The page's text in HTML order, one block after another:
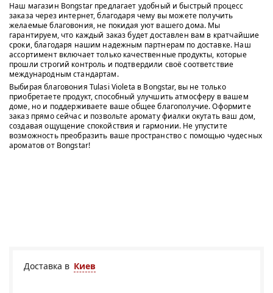
Наш магазин Bongstar предлагает удобный и быстрый процесс
заказа через интернет, благодаря чему вы можете получить
желаемые благовония, не покидая уют вашего дома. Мы
гарантируем, что каждый заказ будет доставлен вам в кратчайшие
сроки, благодаря нашим надежным партнерам по доставке. Наш
ассортимент включает только качественные продукты, которые
прошли строгий контроль и подтвердили своё соответствие
международным стандартам.
Выбирая благовония Tulasi Violeta в Bongstar, вы не только
приобретаете продукт, способный улучшить атмосферу в вашем
доме, но и поддерживаете ваше общее благополучие. Оформите
заказ прямо сейчас и позвольте аромату фиалки окутать ваш дом,
создавая ощущение спокойствия и гармонии. Не упустите
возможность преобразить ваше пространство с помощью чудесных
ароматов от Bongstar!
Доставка в Киев